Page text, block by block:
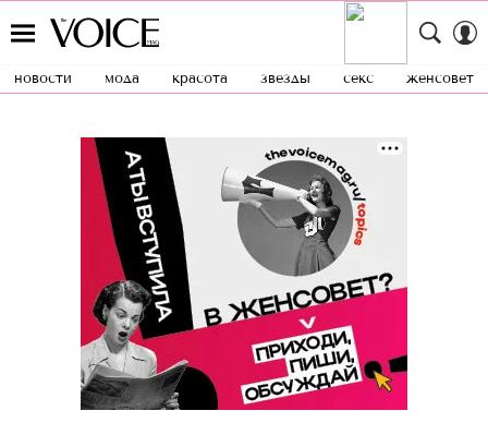
новости мода красота звезды секс женсовет